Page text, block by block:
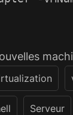
Serveur